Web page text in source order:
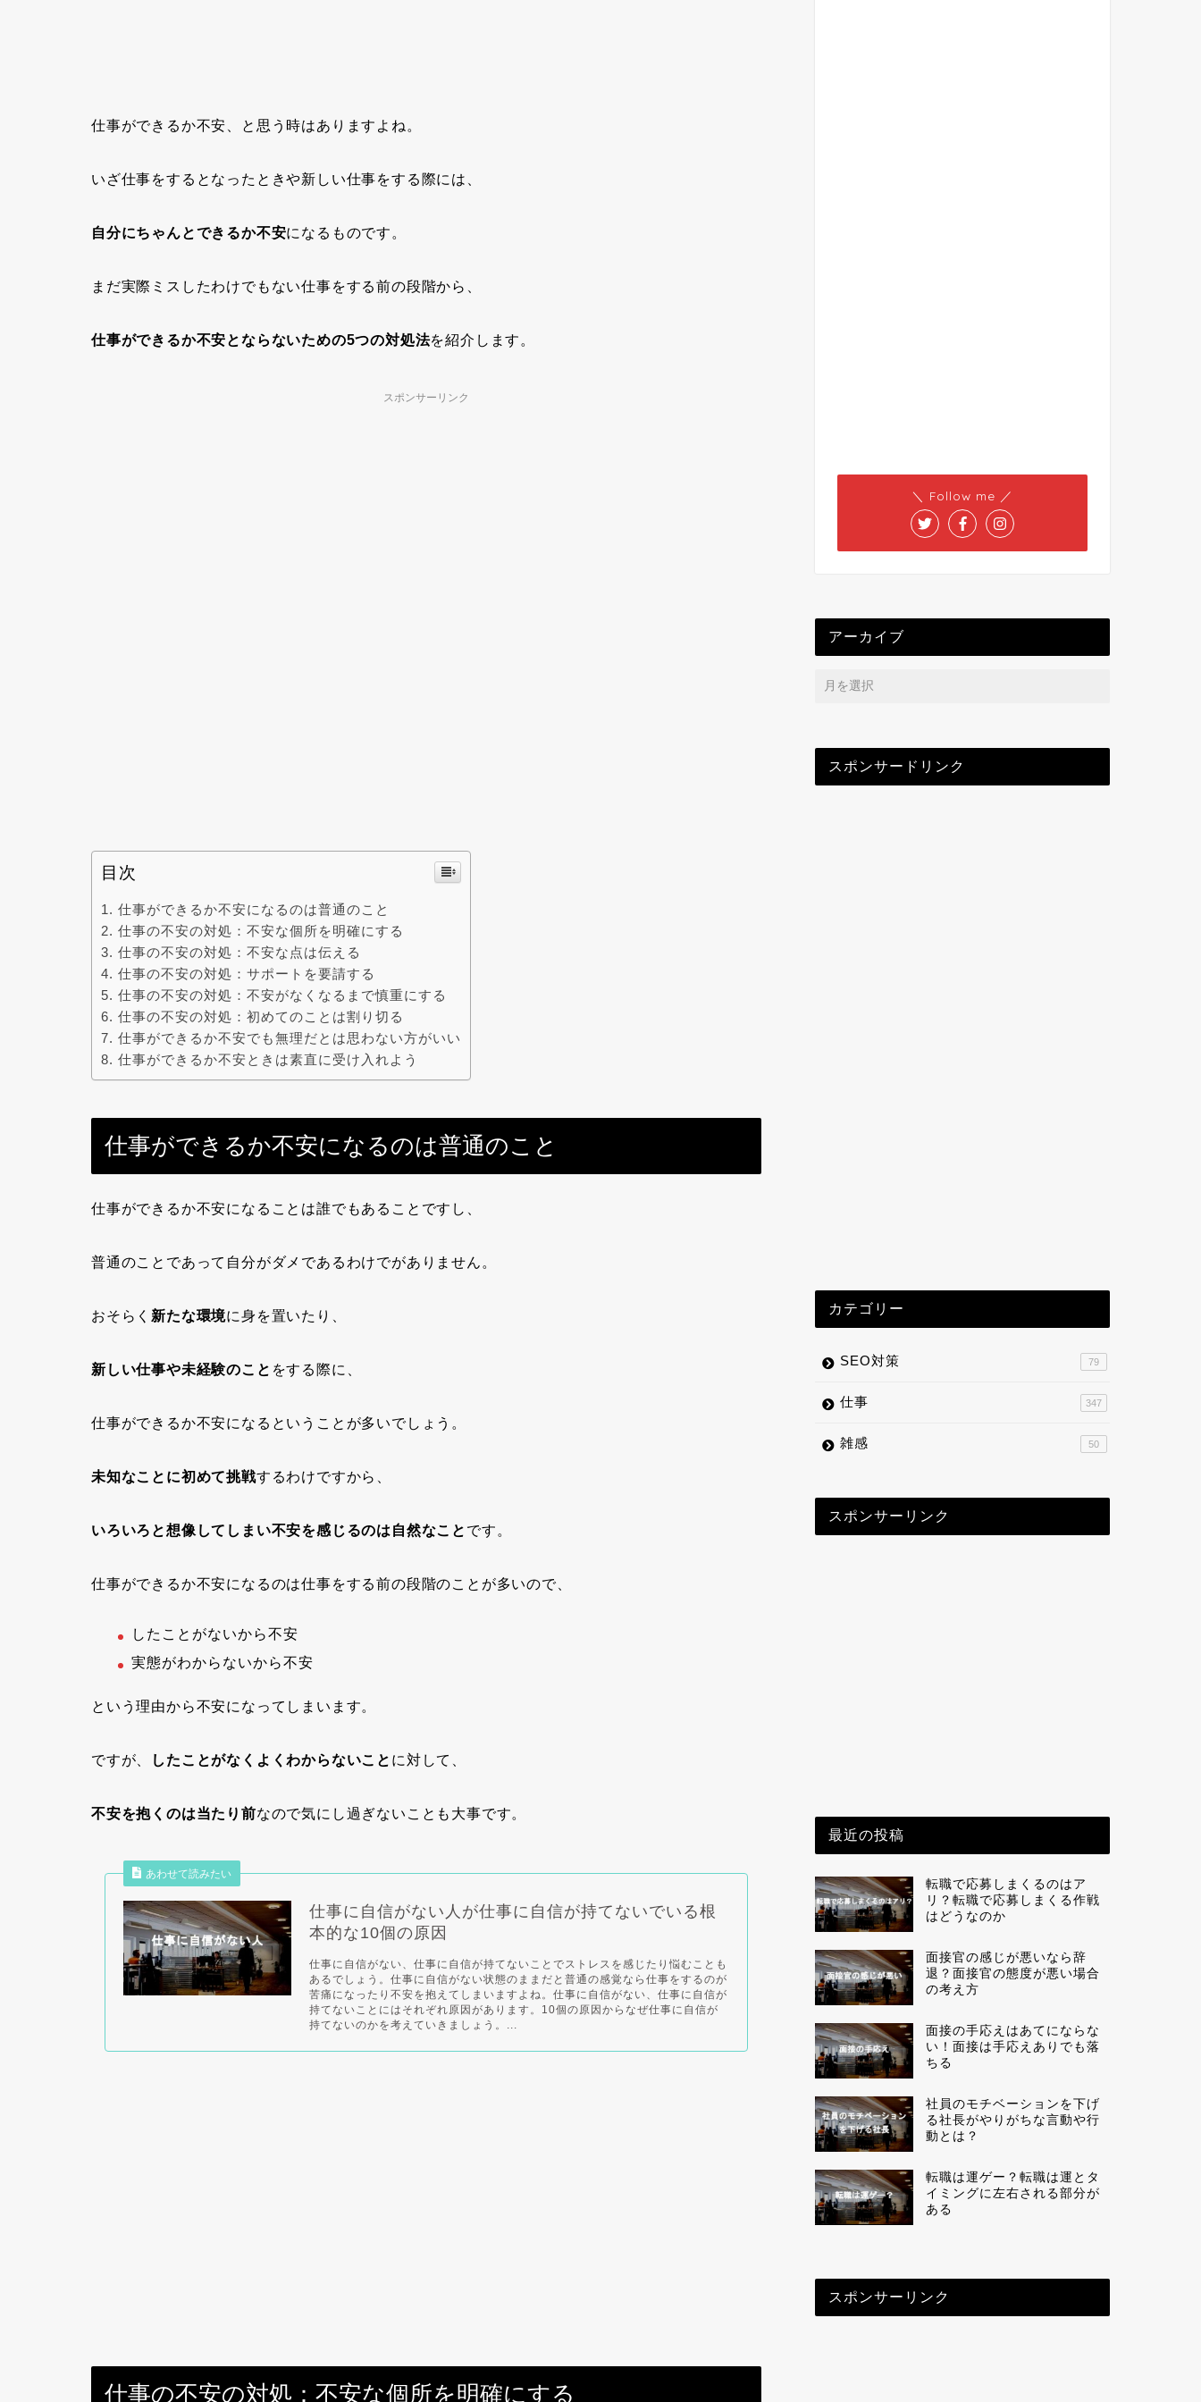
仕事ができるか不安 、と思う時はありますよね。
いざ仕事をするとなったときや新しい仕事をする際には、
自分にちゃんとできるか不安になるものです。
まだ実際ミスしたわけでもない仕事をする前の段階から、
仕事ができるか不安とならないための5つの対処法を紹介します。
スポンサーリンク
目次
仕事ができるか不安になるのは普通のこと
仕事の不安の対処：不安な個所を明確にする
仕事の不安の対処：不安な点は伝える
仕事の不安の対処：サポートを要請する
仕事の不安の対処：不安がなくなるまで慎重にする
仕事の不安の対処：初めてのことは割り切る
仕事ができるか不安でも無理だとは思わない方がいい
仕事ができるか不安ときは素直に受け入れよう
仕事ができるか不安になるのは普通のこと
仕事ができるか不安になる ことは誰でもあることですし、
普通のことであって自分がダメであるわけでがありません。
おそらく 新たな環境に身を置いたり、
新しい仕事や未経験のこと をする際に、
仕事ができるか不安になるということが多いでしょう。
未知なことに初めて挑戦するわけですから、
いろいろと想像してしまい不安を感じるのは自然なこと です。
仕事ができるか不安になるのは仕事をする前の段階のことが多いので、
したことがないから不安
実態がわからないから不安
という理由から不安になってしまいます。
ですが、 したことがなくよくわからないこと に対して、
不安を抱くのは当たり前なので気にし過ぎないことも大事です。
あわせて読みたい
仕事に自信がない人が仕事に自信が持てないでいる根
本的な10個の原因
仕事に自信がない、仕事に自信が持てないことでストレスを感じたり悩むことも
あるでしょう。仕事に自信がない状態のままだと普通の感覚なら仕事をするのが
苦痛になったり不安を抱えてしまいますよね。仕事に自信がない、仕事に自信が
持てないことにはそれぞれ原因があります。10個の原因からなぜ仕事に自信が
持てないのかを考えていきましょう。...
仕事の不安の対処：不安な個所を明確にする
＼ Follow me ／
アーカイブ
スポンサードリンク
カテゴリー
SEO対策 79
仕事 347
雑感 50
スポンサーリンク
最近の投稿
転職で応募しまくるのはア
リ？転職で応募しまくる作戦
はどうなのか
面接官の感じが悪いなら辞
退？面接官の態度が悪い場合
の考え方
面接の手応えはあてにならな
い！面接は手応えありでも落
ちる
社員のモチベーションを下げ
る社長がやりがちな言動や行
動とは？
転職は運ゲー？転職は運とタ
イミングに左右される部分が
ある
スポンサーリンク